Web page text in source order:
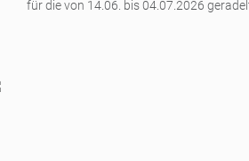
für die von 14.06. bis 04.07.2026